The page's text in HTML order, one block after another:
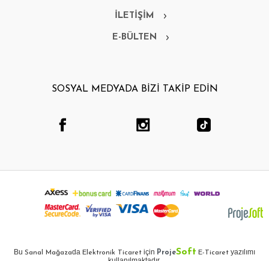
İLETİŞİM
E-BÜLTEN
SOSYAL MEDYADA BİZİ TAKİP EDİN
Bu Sanal Mağazada Elektronik Ticaret için ProjeSoft E-Ticaret yazılımı